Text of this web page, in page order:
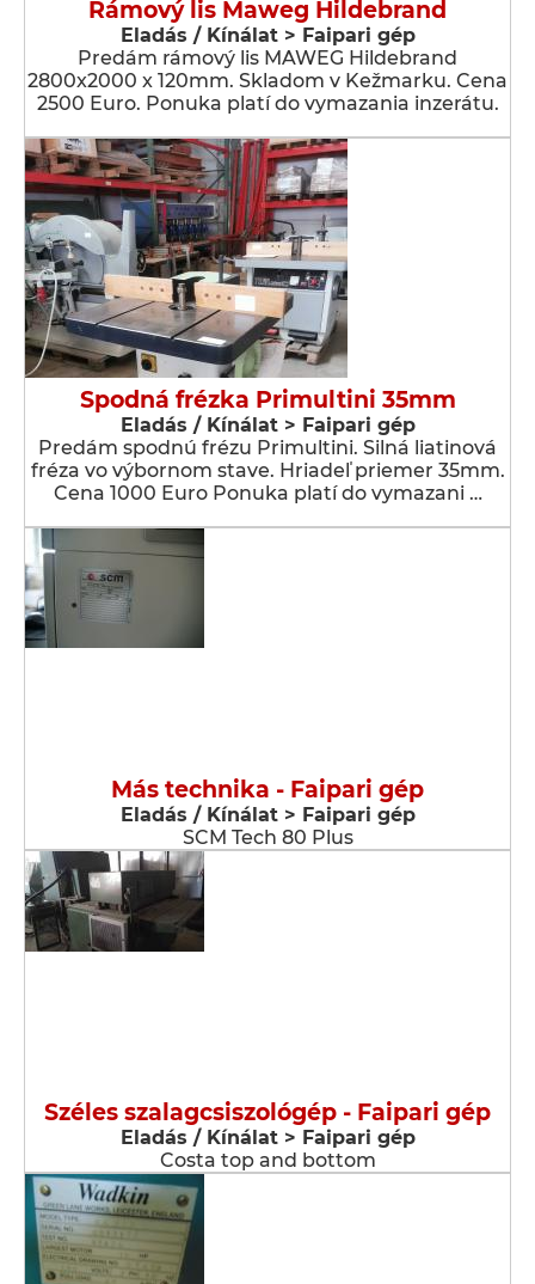
Rámový lis Maweg Hildebrand
Eladás / Kínálat > Faipari gép
Predám rámový lis MAWEG Hildebrand
2800x2000 x 120mm. Skladom v Kežmarku. Cena
2500 Euro. Ponuka platí do vymazania inzerátu.
Spodná frézka Primultini 35mm
Eladás / Kínálat > Faipari gép
Predám spodnú frézu Primultini. Silná liatinová
fréza vo výbornom stave. Hriadeľ priemer 35mm.
Cena 1000 Euro Ponuka platí do vymazani …
Más technika - Faipari gép
Eladás / Kínálat > Faipari gép
SCM Tech 80 Plus
Széles szalagcsiszológép - Faipari gép
Eladás / Kínálat > Faipari gép
Costa top and bottom